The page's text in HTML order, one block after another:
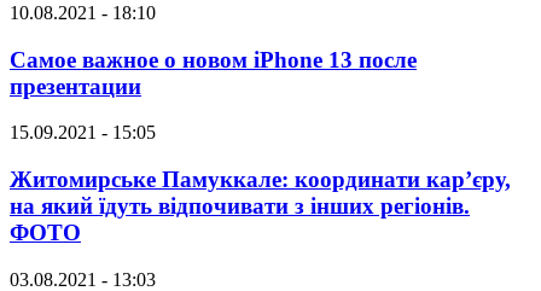
10.08.2021 - 18:10
Самое важное о новом iPhone 13 после
презентации
15.09.2021 - 15:05
Житомирське Памуккале: координати кар’єру,
на який їдуть відпочивати з інших регіонів.
ФОТО
03.08.2021 - 13:03